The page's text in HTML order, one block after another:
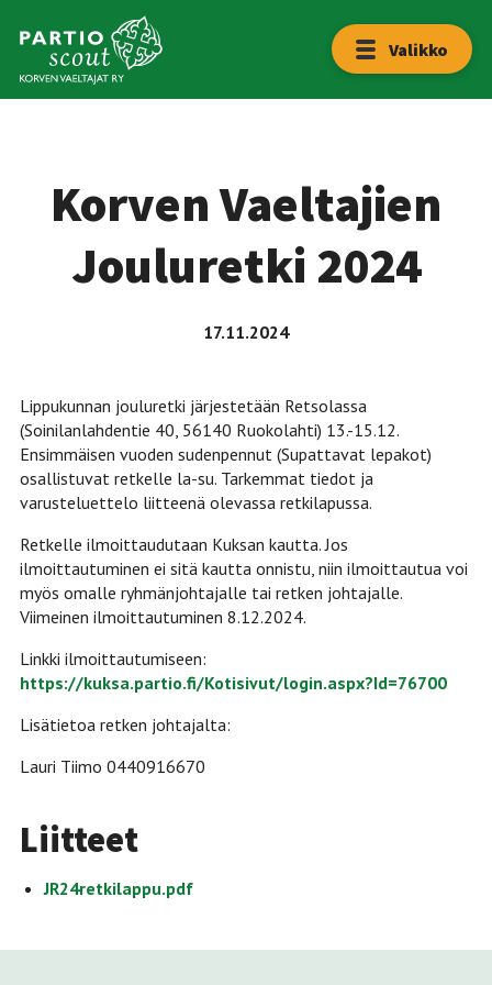
sisältöön
Valikko
Etusivu
Lippukunta
Liity
mukaan!
Korven Vaeltajien
Jouluretki 2024
17.11.2024
Lippukunnan jouluretki järjestetään Retsolassa
(Soinilanlahdentie 40, 56140 Ruokolahti) 13.-15.12.
Ensimmäisen vuoden sudenpennut (Supattavat lepakot)
osallistuvat retkelle la-su. Tarkemmat tiedot ja
varusteluettelo liitteenä olevassa retkilapussa.
Retkelle ilmoittaudutaan Kuksan kautta. Jos
ilmoittautuminen ei sitä kautta onnistu, niin ilmoittautua voi
myös omalle ryhmänjohtajalle tai retken johtajalle.
Viimeinen ilmoittautuminen 8.12.2024.
Linkki ilmoittautumiseen:
https://kuksa.partio.fi/Kotisivut/login.aspx?Id=76700
Lisätietoa retken johtajalta:
Lauri Tiimo 0440916670
Liitteet
JR24retkilappu.pdf